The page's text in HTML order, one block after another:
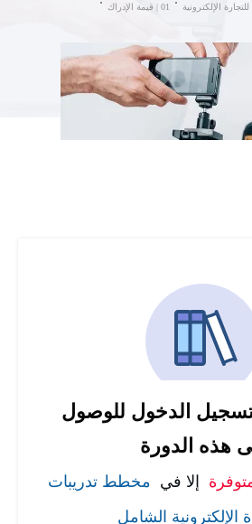
الإلكترونية 01 | قيمة الإدراك
الدخول للوصول
هذه الدورة
إلا في مخطط تدريبات
الإلكترونية الشامل